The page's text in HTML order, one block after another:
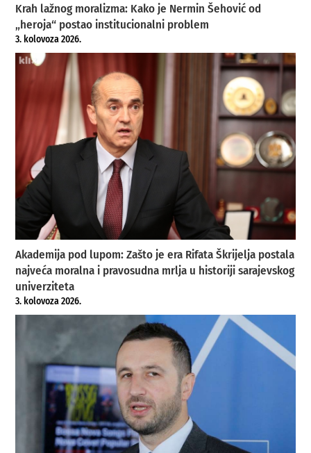
Krah lažnog moralizma: Kako je Nermin Šehović od
„heroja“ postao institucionalni problem
3. kolovoza 2026.
Akademija pod lupom: Zašto je era Rifata Škrijelja postala
najveća moralna i pravosudna mrlja u historiji sarajevskog
univerziteta
3. kolovoza 2026.